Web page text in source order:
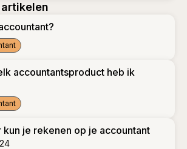
accountantsproduct heb ik
kun je rekenen op je accountant